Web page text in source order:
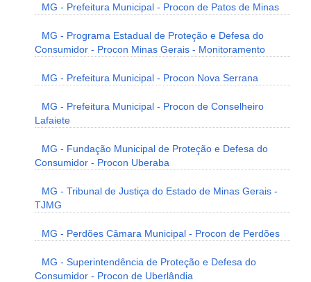
MG - Prefeitura Municipal - Procon de Patos de Minas
MG - Programa Estadual de Proteção e Defesa do
Consumidor - Procon Minas Gerais - Monitoramento
MG - Prefeitura Municipal - Procon Nova Serrana
MG - Prefeitura Municipal - Procon de Conselheiro
Lafaiete
MG - Fundação Municipal de Proteção e Defesa do
Consumidor - Procon Uberaba
MG - Tribunal de Justiça do Estado de Minas Gerais -
TJMG
MG - Perdões Câmara Municipal - Procon de Perdões
MG - Superintendência de Proteção e Defesa do
Consumidor - Procon de Uberlândia